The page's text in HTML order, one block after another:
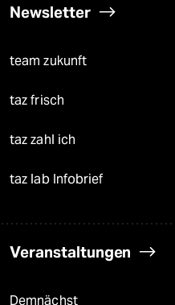
Newsletter
team zukunft
taz frisch
taz zahl ich
taz lab Infobrief
Veranstaltungen
Demnächst